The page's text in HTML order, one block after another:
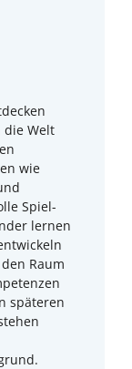
die Welt
wie
Spiel-
lernen
Raum
späteren